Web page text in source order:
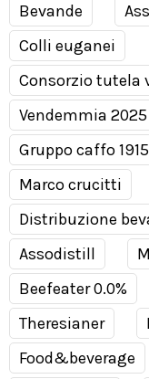
Bevande
Colli euganei
Consorzio tutela
Vendemmia 2025
Gruppo caffo 1915
Marco crucitti
Distribuzione
Assodistill
Beefeater 0.0%
Theresianer
Food&beverage